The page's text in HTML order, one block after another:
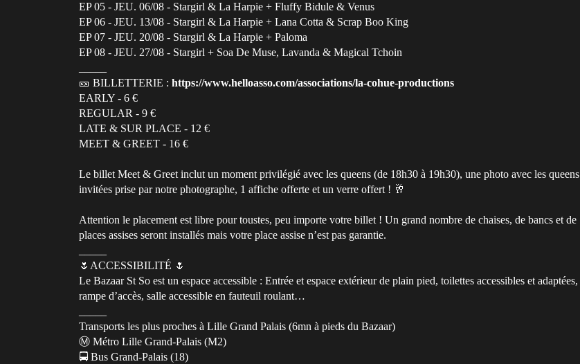
EP 05 - JEU. 06/08 - Stargirl & La Harpie + Fluffy Bidule & Venus
EP 06 - JEU. 13/08 - Stargirl & La Harpie + Lana Cotta & Scrap Boo King
EP 07 - JEU. 20/08 - Stargirl & La Harpie + Paloma
EP 08 - JEU. 27/08 - Stargirl + Soa De Muse, Lavanda & Magical Tchoin
🎫 BILLETTERIE : https://www.helloasso.com/associations/la-cohue-productions
EARLY - 6 €
REGULAR - 9 €
LATE & SUR PLACE - 12 €
MEET & GREET - 16 €
Le billet Meet & Greet inclut un moment privilégié avec les queens (de 18h30 à 19h30), une photo avec les queens
invitées prise par notre photographe, 1 affiche offerte et un verre offert ! 🥂
Attention le placement est libre pour toustes, peu importe votre billet ! Un grand nombre de chaises, de bancs et de
places assises seront installés mais votre place assise n’est pas garantie.
🌷ACCESSIBILITÉ 🌷
Le Bazaar St So est un espace accessible : Entrée et espace extérieur de plain pied, toilettes accessibles et adaptées,
rampe d’accès, salle accessible en fauteuil roulant…
Transports les plus proches à Lille Grand Palais (6mn à pieds du Bazaar)
Ⓜ️ Métro Lille Grand-Palais (M2)
🚍 Bus Grand-Palais (18)